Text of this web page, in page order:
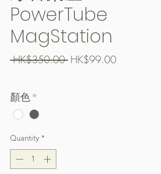
PowerTube
MagStation
HK$350.00 Regular
HK$99.00Sale
顏色 *
Quantity *